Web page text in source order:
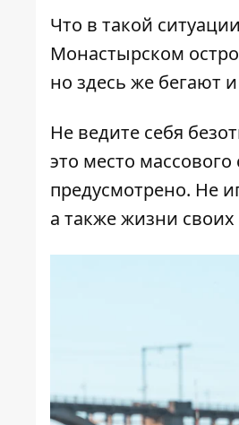
Что в такой
Монастырском
но здесь же бегают
Не ведите себя
это место
предусмотрено. Не
а также жизни своих